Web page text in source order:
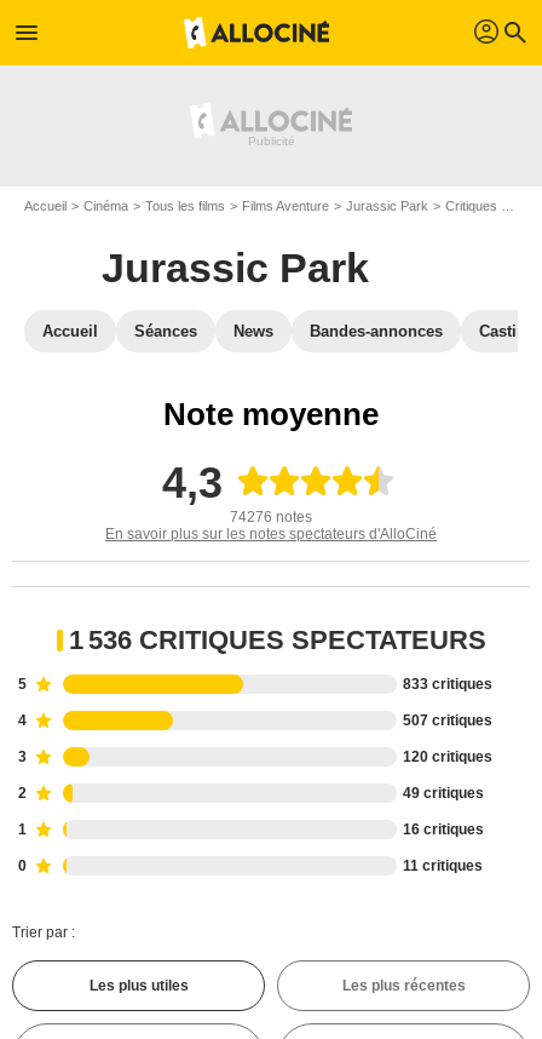
menu profil search
Accueil Cinéma Tous les films Films Aventure Jurassic Park Critiques Jurassic Park
Jurassic Park
Accueil Séances News Bandes-annonces Casting
Note moyenne
4,3
74276 notes
En savoir plus sur les notes spectateurs d'AlloCiné
1 536 CRITIQUES SPECTATEURS
5 833 critiques
4 507 critiques
3 120 critiques
2 49 critiques
1 16 critiques
0 11 critiques
Trier par :
Les plus utiles Les plus récentes